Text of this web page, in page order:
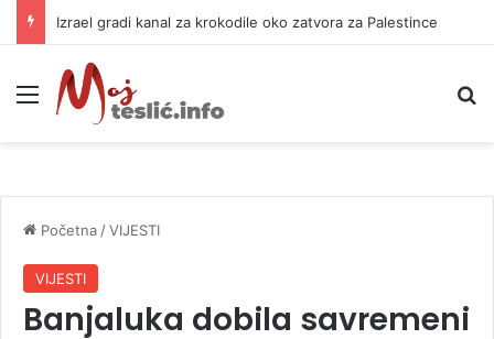
Izrael gradi kanal za krokodile oko zatvora za Palestince
Meni
Početna /VIJESTI
VIJESTI
Banjaluka dobila savremeni